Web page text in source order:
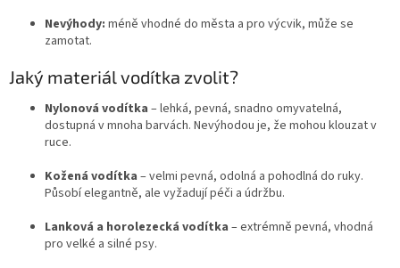
Nevýhody: méně vhodné do města a pro výcvik, může se
zamotat.
Jaký materiál vodítka zvolit?
Nylonová vodítka – lehká, pevná, snadno omyvatelná,
dostupná v mnoha barvách. Nevýhodou je, že mohou klouzat v
ruce.
Kožená vodítka – velmi pevná, odolná a pohodlná do ruky.
Působí elegantně, ale vyžadují péči a údržbu.
Lanková a horolezecká vodítka – extrémně pevná, vhodná
pro velké a silné psy.